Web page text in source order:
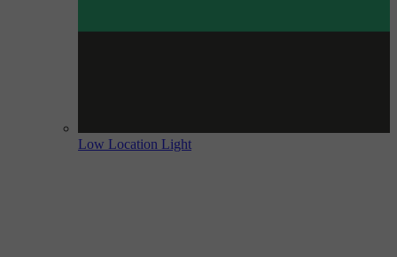
Low Location Light